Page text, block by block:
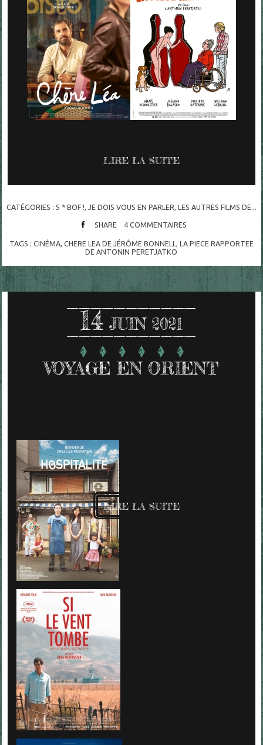
LIRE LA SUITE
CATÉGORIES : 5 * BOF ! JE DOIS VOUS EN PARLER LES AUTRES FILMS DE...
SHARE 4 COMMENTAIRES
TAGS : CINÉMA, CHERE LEA DE JÉRÔME BONNELL , LA PIECE RAPPORTEE
DE ANTONIN PERETJATKO
14 JUIN 2021
VOYAGE EN ORIENT
LIRE LA SUITE